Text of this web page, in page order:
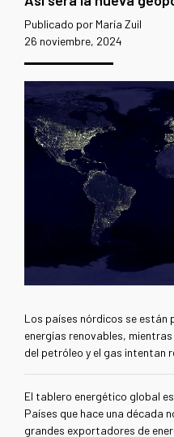
Publicado por María Zuil
26 noviembre, 2024
Los países nórdicos se están
energías renovables,
del petróleo y el gas intentan
El tablero energético global
Países que hace una década
grandes exportadores de